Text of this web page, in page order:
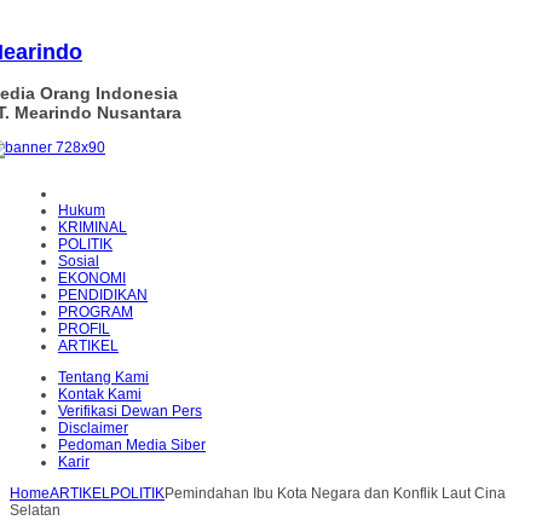
Orang Indonesia
Mearindo Nusantara
Hukum
KRIMINAL
POLITIK
Sosial
EKONOMI
PENDIDIKAN
PROGRAM
PROFIL
ARTIKEL
Tentang Kami
Kontak Kami
Verifikasi Dewan Pers
Disclaimer
Pedoman Media Siber
Karir
HomeARTIKELPOLITIKPemindahan Ibu Kota Negara dan Konflik Laut Cina
Selatan